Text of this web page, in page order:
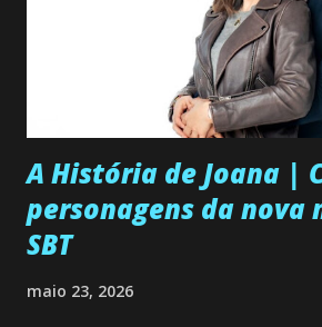
A História de Joana |
personagens da nova
SBT
maio 23, 2026